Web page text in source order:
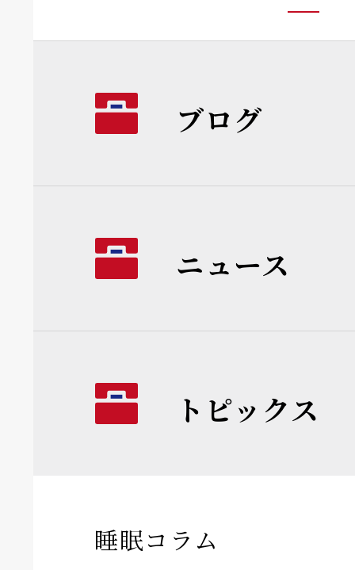
ブログ
ニュース
トピックス
睡眠コラム